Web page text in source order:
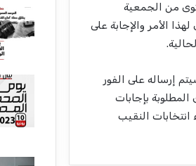
من الجمعية
الأمر والإجابة على
إرساله على الفور
بإجابات
انتخابات النقيب